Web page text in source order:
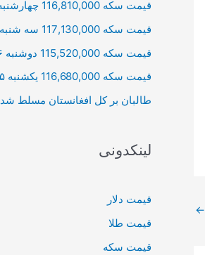
←
ب
ر
ا
ی
قیمت سکه 116,810,000 چهارشنبه ۱۴۰۰/۷/۲۸
قیمت سکه 117,130,000 سه شنبه ۱۴۰۰/۷/۲۷
قیمت سکه 115,520,000 دوشنبه ۱۴۰۰/۷/۲۶
قیمت سکه 116,680,000 یکشنبه ۱۴۰۰/۷/۲۵
طالبان بر كل افغانستان مسلط شد
لینکدونی
قیمت دلار
قیمت طلا
قیمت سکه